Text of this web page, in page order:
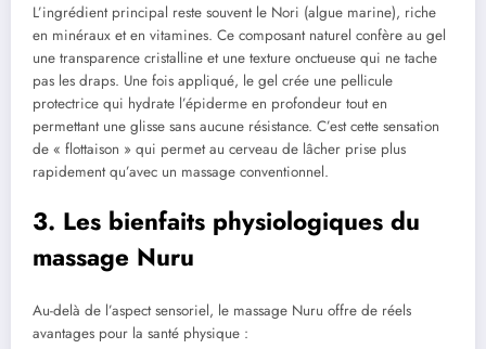
L’ingrédient principal reste souvent le Nori (algue marine), riche
en minéraux et en vitamines. Ce composant naturel confère au gel
une transparence cristalline et une texture onctueuse qui ne tache
pas les draps. Une fois appliqué, le gel crée une pellicule
protectrice qui hydrate l’épiderme en profondeur tout en
permettant une glisse sans aucune résistance. C’est cette sensation
de « flottaison » qui permet au cerveau de lâcher prise plus
rapidement qu’avec un massage conventionnel.
3. Les bienfaits physiologiques du
massage Nuru
Au-delà de l’aspect sensoriel, le massage Nuru offre de réels
avantages pour la santé physique :